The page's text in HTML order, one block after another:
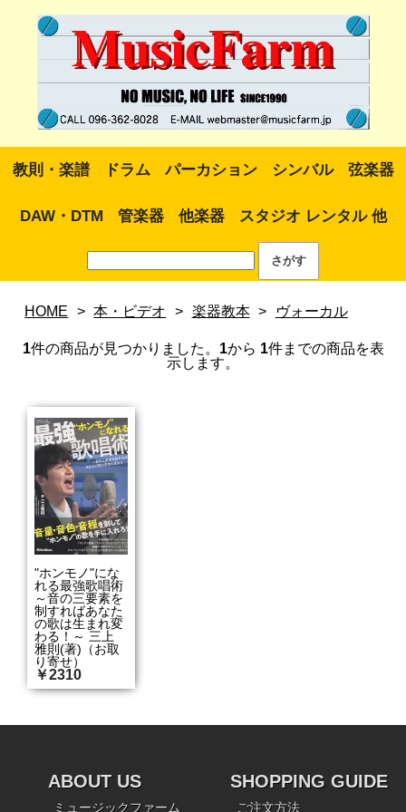
教則・楽譜 ドラム パーカション シンバル 弦楽器
DAW・DTM 管楽器 他楽器 スタジオ レンタル 他
HOME > 本・ビデオ > 楽器教本 > ヴォーカル
1件の商品が見つかりました。 1から 1件までの商品を表
示します。
"ホンモノ"にな
れる最強歌唱術
～音の三要素を
制すればあなた
の歌は生まれ変
わる！～ 三上
雅則(著)（お取
り寄せ）
￥2310
ABOUT US
ミュージックファーム
SHOPPING GUIDE
ご注文方法